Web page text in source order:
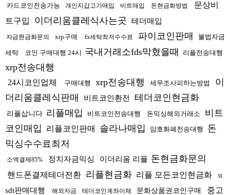
카드코인전송가능 개인지갑고가매입 비트매입 돈현금화방법
문상비
트구입
이더리움클레식사는곳 테더매입
자금현금화문의 xrp구매 fx세탁최저수수료 파이코인판매 불법자금
세탁 코인 구매대행 24시 국내거래소fds막혔을때 리플전송대행
xrp전송대행
24시코인업체 구매대행 xrp전송대행 세무조사피하는방법
이
더리움클레식판매
비트코인환전 테더코인현금화
리플삽니다 리플매입 비트코인전송대행 돈믹싱해외거래소
비트
코인매입
리플코인판매 솔라나매입 암호화폐전송대행
돈
믹싱수수료최저
소액결제85% 정치자금믹싱 이더리움 리플 돈현금화문의
핸드폰결제테더전환 리플현금화 리플 모든코인현금화
u
sdt판매대행
해외자금 테더코인계좌이체 문화상품권코인구매
중고